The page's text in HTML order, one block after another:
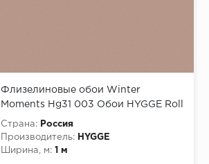
Флизелиновые обои Winter
Moments Hg31 003 Обои HYGGE Roll
(Winter Moments) (1*6) 10,05x1,00
флизелин
Страна:
Россия
Производитель:
HYGGE
Ширина, м:
1 м